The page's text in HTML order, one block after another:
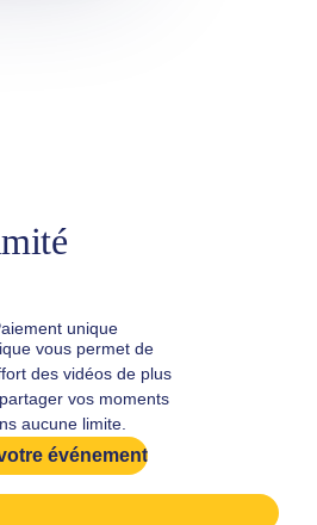
unique
vous permet de
des vidéos de plus
vos moments
aucune limite.
événement